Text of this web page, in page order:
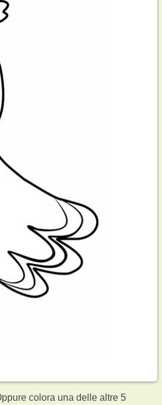
colora una delle altre 5